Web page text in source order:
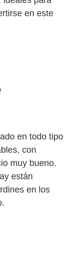
en este
en todo tipo
con
muy bueno.
están
en los